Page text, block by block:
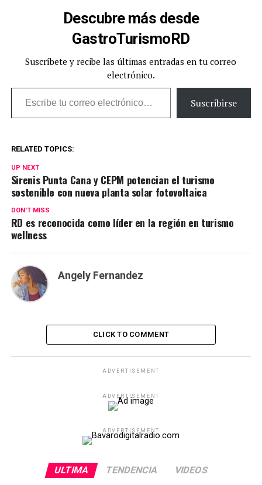
Descubre más desde
GastroTurismoRD
Suscríbete y recibe las últimas entradas en tu correo
electrónico.
Escribe tu correo electrónico…
Suscribirse
RELATED TOPICS:
UP NEXT
Sirenis Punta Cana y CEPM potencian el turismo
sostenible con nueva planta solar fotovoltaica
DON'T MISS
RD es reconocida como líder en la región en turismo
wellness
Angely Fernandez
CLICK TO COMMENT
ADVERTISEMENT
ADVERTISEMENT
ADVERTISEMENT
ULTIMA TENDENCIA VIDEOS